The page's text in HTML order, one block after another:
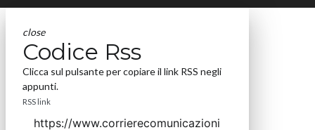
close
Codice Rss
Clicca sul pulsante per copiare il link RSS negli
appunti.
RSS link